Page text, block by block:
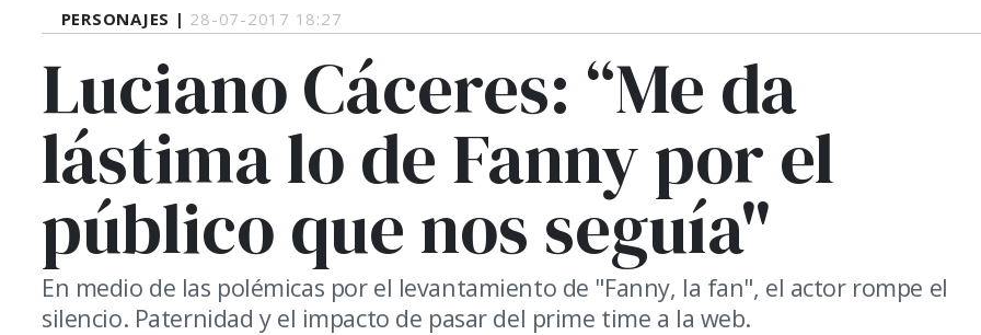
PERSONAJES | 28-07-2017 18:27
Luciano Cáceres: “Me da
lástima lo de Fanny por el
público que nos seguía"
En medio de las polémicas por el levantamiento de "Fanny, la fan", el actor rompe el
silencio. Paternidad y el impacto de pasar del prime time a la web.